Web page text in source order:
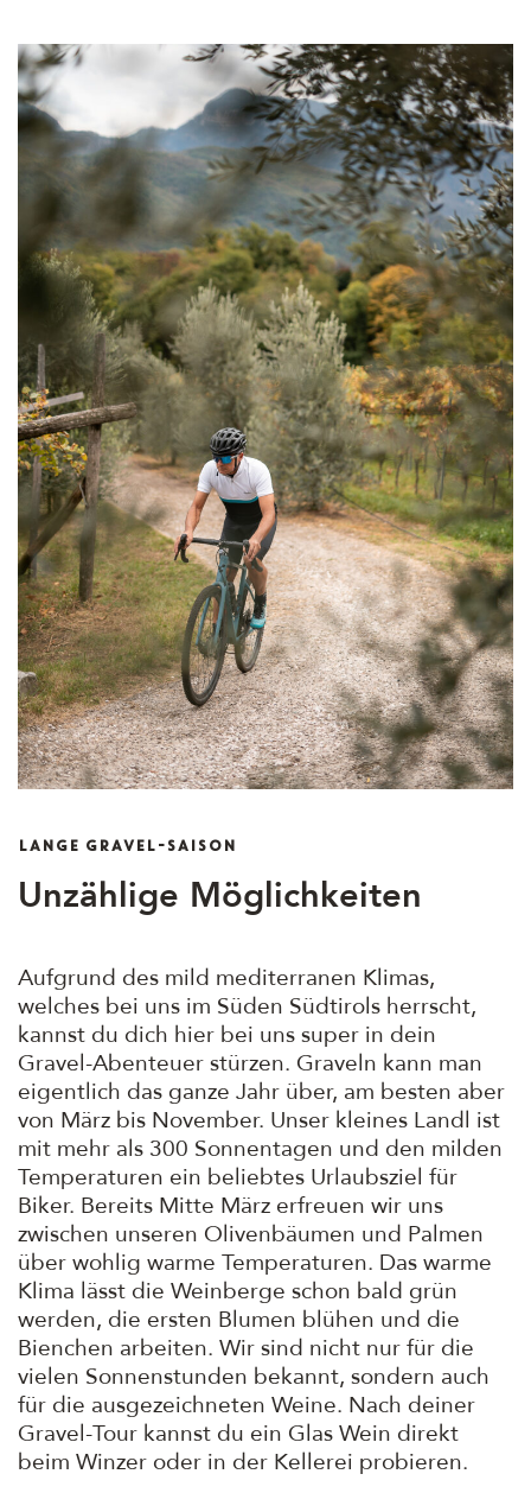
LANGE GRAVEL-SAISON
Unzählige Möglichkeiten
Aufgrund des mild mediterranen Klimas,
welches bei uns im Süden Südtirols herrscht,
kannst du dich hier bei uns super in dein
Gravel-Abenteuer stürzen. Graveln kann man
eigentlich das ganze Jahr über, am besten aber
von März bis November. Unser kleines Landl ist
mit mehr als 300 Sonnentagen und den milden
Temperaturen ein beliebtes Urlaubsziel für
Biker. Bereits Mitte März erfreuen wir uns
zwischen unseren Olivenbäumen und Palmen
über wohlig warme Temperaturen. Das warme
Klima lässt die Weinberge schon bald grün
werden, die ersten Blumen blühen und die
Bienchen arbeiten. Wir sind nicht nur für die
vielen Sonnenstunden bekannt, sondern auch
für die ausgezeichneten Weine. Nach deiner
Gravel-Tour kannst du ein Glas Wein direkt
beim Winzer oder in der Kellerei probieren.